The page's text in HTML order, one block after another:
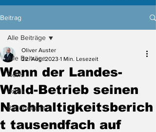
Beitrag
Alle Beiträge
News
Politik
Randnotizen
Alle Beiträge
Wenn der Landes-
Wald-Betrieb seinen
Nachhaltigkeitsberich
t tausendfach auf
Oliver Auster
22. Aug. 2023 1 Min. Lesezeit